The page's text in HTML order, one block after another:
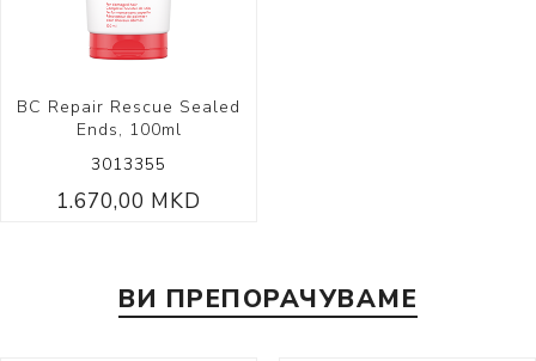
BC Repair Rescue Sealed
Ends, 100ml
3013355
1.670,00 MKD
ВИ ПРЕПОРАЧУВАМЕ